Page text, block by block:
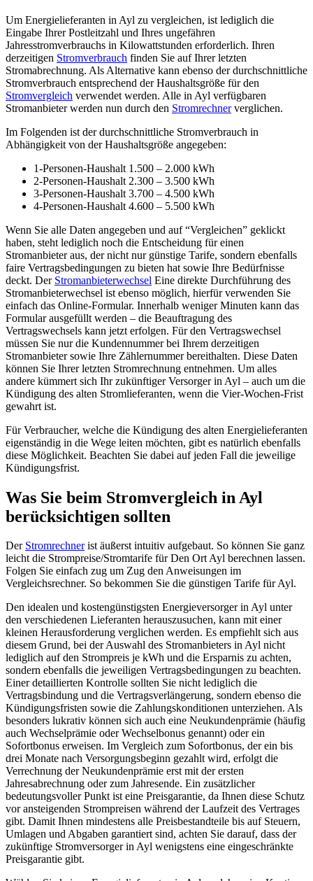
Um Energielieferanten in Ayl zu vergleichen, ist lediglich die
Eingabe Ihrer Postleitzahl und Ihres ungefähren
Jahresstromverbrauchs in Kilowattstunden erforderlich. Ihren
derzeitigen Stromverbrauch finden Sie auf Ihrer letzten
Stromabrechnung. Als Alternative kann ebenso der durchschnittliche
Stromverbrauch entsprechend der Haushaltsgröße für den
Stromvergleich verwendet werden. Alle in Ayl verfügbaren
Stromanbieter werden nun durch den Stromrechnerverglichen.
Im Folgenden ist der durchschnittliche Stromverbrauch in
Abhängigkeit von der Haushaltsgröße angegeben:
1-Personen-Haushalt 1.500 – 2.000 kWh
2-Personen-Haushalt 2.300 – 3.500 kWh
3-Personen-Haushalt 3.700 – 4.500 kWh
4-Personen-Haushalt 4.600 – 5.500 kWh
Wenn Sie alle Daten angegeben und auf “Vergleichen” geklickt
haben, steht lediglich noch die Entscheidung für einen
Stromanbieter aus, der nicht nur günstige Tarife, sondern ebenfalls
faire Vertragsbedingungen zu bieten hat sowie Ihre Bedürfnisse
deckt. Der Stromanbieterwechsel Eine direkte Durchführung des
Stromanbieterwechsel ist ebenso möglich, hierfür verwenden Sie
einfach das Online-Formular. Innerhalb weniger Minuten kann das
Formular ausgefüllt werden – die Beauftragung des
Vertragswechsels kann jetzt erfolgen. Für den Vertragswechsel
müssen Sie nur die Kundennummer bei Ihrem derzeitigen
Stromanbieter sowie Ihre Zählernummer bereithalten. Diese Daten
können Sie Ihrer letzten Stromrechnung entnehmen. Um alles
andere kümmert sich Ihr zukünftiger Versorger in Ayl – auch um die
Kündigung des alten Stromlieferanten, wenn die Vier-Wochen-Frist
gewahrt ist.
Für Verbraucher, welche die Kündigung des alten Energielieferanten
eigenständig in die Wege leiten möchten, gibt es natürlich ebenfalls
diese Möglichkeit. Beachten Sie dabei auf jeden Fall die jeweilige
Kündigungsfrist.
Was Sie beim Stromvergleich in Ayl
berücksichtigen sollten
Der Stromrechnerist äußerst intuitiv aufgebaut. So können Sie ganz
leicht die Strompreise/Stromtarife für Den Ort Ayl berechnen lassen.
Folgen Sie einfach zug um Zug den Anweisungen im
Vergleichsrechner. So bekommen Sie die günstigen Tarife für Ayl.
Den idealen und kostengünstigsten Energieversorger in Ayl unter
den verschiedenen Lieferanten herauszusuchen, kann mit einer
kleinen Herausforderung verglichen werden. Es empfiehlt sich aus
diesem Grund, bei der Auswahl des Stromanbieters in Ayl nicht
lediglich auf den Strompreis je kWh und die Ersparnis zu achten,
sondern ebenfalls die jeweiligen Vertragsbedingungen zu beachten.
Einer detaillierten Kontrolle sollten Sie nicht lediglich die
Vertragsbindung und die Vertragsverlängerung, sondern ebenso die
Kündigungsfristen sowie die Zahlungskonditionen unterziehen. Als
besonders lukrativ können sich auch eine Neukundenprämie (häufig
auch Wechselprämie oder Wechselbonus genannt) oder ein
Sofortbonus erweisen. Im Vergleich zum Sofortbonus, der ein bis
drei Monate nach Versorgungsbeginn gezahlt wird, erfolgt die
Verrechnung der Neukundenprämie erst mit der ersten
Jahresabrechnung oder zum Jahresende. Ein zusätzlicher
bedeutungsvoller Punkt ist eine Preisgarantie, da Ihnen diese Schutz
vor ansteigenden Strompreisen während der Laufzeit des Vertrages
gibt. Damit Ihnen mindestens alle Preisbestandteile bis auf Steuern,
Umlagen und Abgaben garantiert sind, achten Sie darauf, dass der
zukünftige Stromversorger in Ayl wenigstens eine eingeschränkte
Preisgarantie gibt.